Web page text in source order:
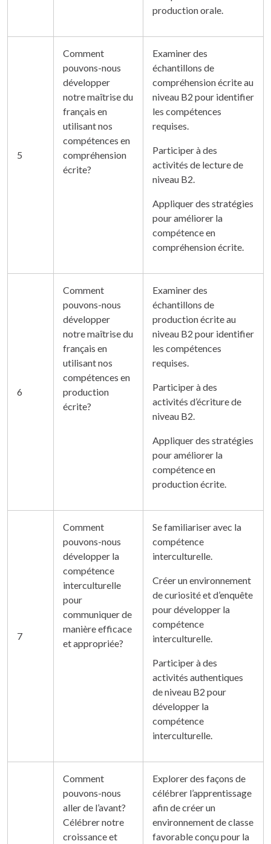
production orale.
5
Comment
pouvons-nous
développer
notre maîtrise du
français en
utilisant nos
compétences en
compréhension
écrite?
Examiner des
échantillons de
compréhension écrite au
niveau B2 pour identifier
les compétences
requises.
Participer à des
activités de lecture de
niveau B2.
Appliquer des stratégies
pour améliorer la
compétence en
compréhension écrite.
6
Comment
pouvons-nous
développer
notre maîtrise du
français en
utilisant nos
compétences en
production
écrite?
Examiner des
échantillons de
production écrite au
niveau B2 pour identifier
les compétences
requises.
Participer à des
activités d’écriture de
niveau B2.
Appliquer des stratégies
pour améliorer la
compétence en
production écrite.
7
Comment
pouvons-nous
développer la
compétence
interculturelle
pour
communiquer de
manière efficace
et appropriée?
Se familiariser avec la
compétence
interculturelle.
Créer un environnement
de curiosité et d’enquête
pour développer la
compétence
interculturelle.
Participer à des
activités authentiques
de niveau B2 pour
développer la
compétence
interculturelle.
Comment
pouvons-nous
aller de l’avant?
Célébrer notre
croissance et
Explorer des façons de
célébrer l’apprentissage
afin de créer un
environnement de classe
favorable conçu pour la